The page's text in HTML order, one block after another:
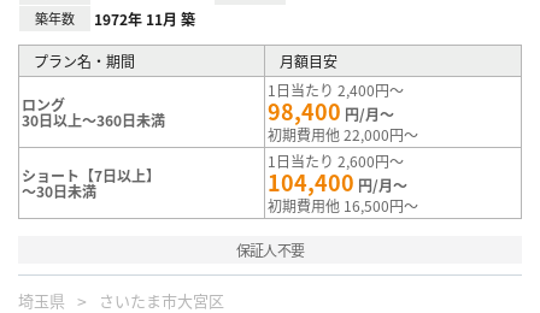
築年数 1972年 11月 築
プラン名・期間 月額目安
ロング
30日以上～360日未満
1日当たり 2,400円～
98,400 円/月～
初期費用他 22,000円～
ショート【7日以上】
～30日未満
1日当たり 2,600円～
104,400 円/月～
初期費用他 16,500円～
保証人不要
埼玉県 さいたま市大宮区